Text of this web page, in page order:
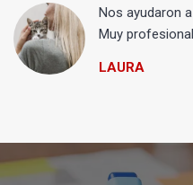
Nos ayudaron
Muy
LAURA